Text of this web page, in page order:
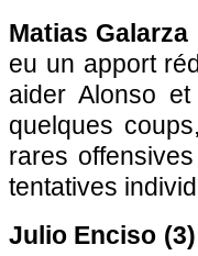
Matias Galarza
eu un apport
aider Alonso
quelques
rares
tentatives
Julio Enciso (3)